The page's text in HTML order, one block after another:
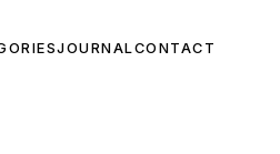
JOURNALCONTACT